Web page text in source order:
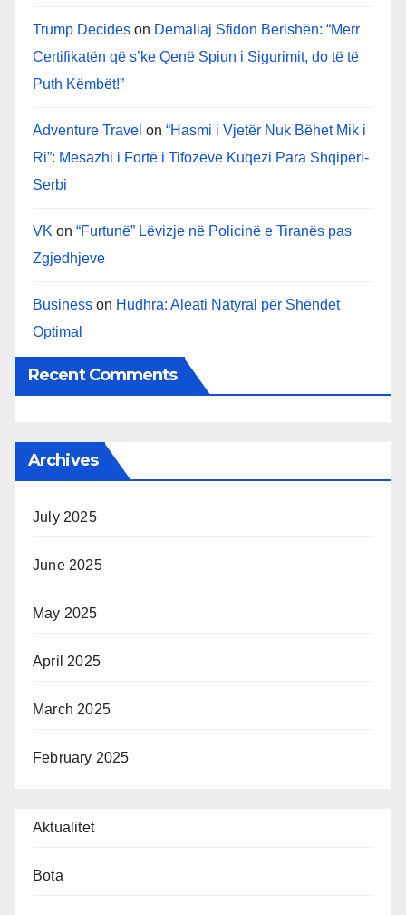
Trump Decides on Demaliaj Sfidon Berishën: “Merr
Certifikatën që s’ke Qenë Spiun i Sigurimit, do të të
Puth Këmbët!”
Adventure Travel on “Hasmi i Vjetër Nuk Bëhet Mik i
Ri”: Mesazhi i Fortë i Tifozëve Kuqezi Para Shqipëri-
Serbi
VK on “Furtunë” Lëvizje në Policinë e Tiranës pas
Zgjedhjeve
Business on Hudhra: Aleati Natyral për Shëndet
Optimal
Recent Comments
Archives
July 2025
June 2025
May 2025
April 2025
March 2025
February 2025
Aktualitet
Bota